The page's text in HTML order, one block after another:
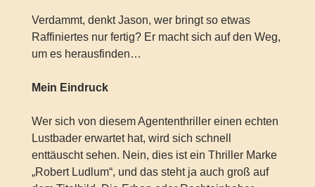
Verdammt, denkt Jason, wer bringt so etwas
Raffiniertes nur fertig? Er macht sich auf den Weg,
um es herausfinden…
Mein Eindruck
Wer sich von diesem Agententhriller einen echten
Lustbader erwartet hat, wird sich schnell
enttäuscht sehen. Nein, dies ist ein Thriller Marke
„Robert Ludlum“, und das steht ja auch groß auf